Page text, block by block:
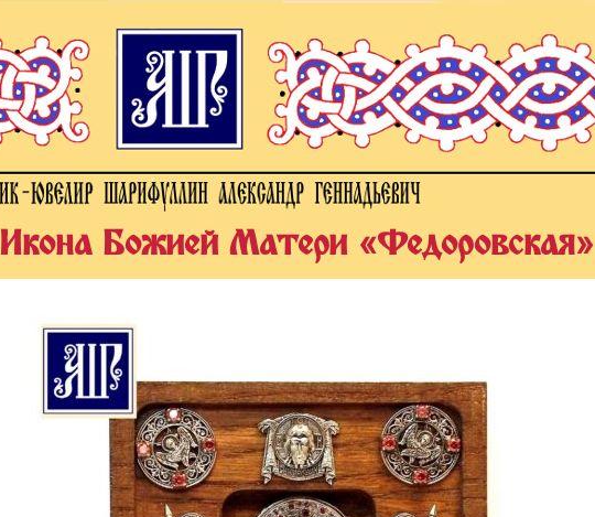
Икона Божией Матери «Федоровская»